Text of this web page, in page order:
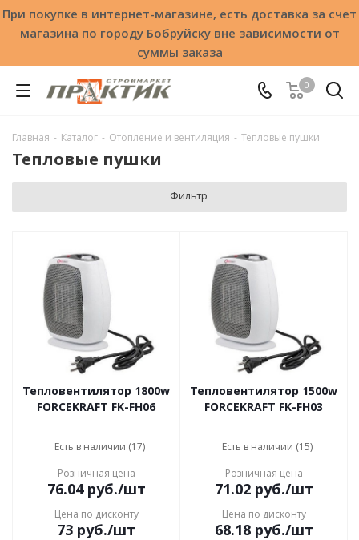
При покупке в интернет-магазине, есть доставка за счет
магазина по городу Бобруйску вне зависимости от
суммы заказа
0
Главная - Каталог - Отопление и вентиляция - Тепловые пушки
Тепловые пушки
Фильтр
Тепловентилятор 1800w
FORCEKRAFT FK-FH06
Есть в наличии (17)
Розничная цена
76.04руб./шт
Цена по дисконту
73 руб./шт
Тепловентилятор 1500w
FORCEKRAFT FK-FH03
Есть в наличии (15)
Розничная цена
71.02руб./шт
Цена по дисконту
68.18руб./шт